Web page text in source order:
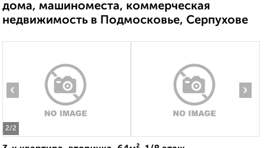
дома, машиноместа, коммерческая
недвижимость в Подмосковье, Серпухове
2/2
‹ ›